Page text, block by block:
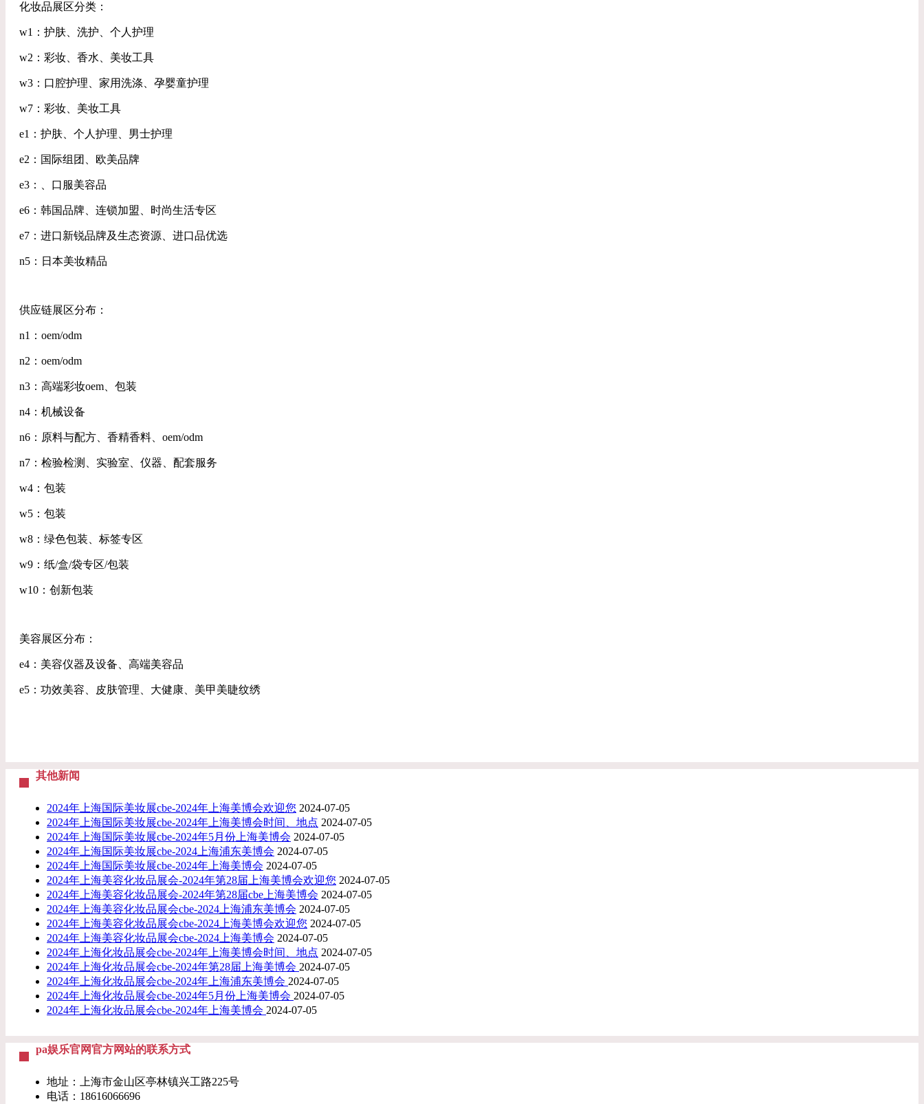
化妆品展区分类：
w1：护肤、洗护、个人护理
w2：彩妆、香水、美妆工具
w3：口腔护理、家用洗涤、孕婴童护理
w7：彩妆、美妆工具
e1：护肤、个人护理、男士护理
e2：国际组团、欧美品牌
e3：、口服美容品
e6：韩国品牌、连锁加盟、时尚生活专区
e7：进口新锐品牌及生态资源、进口品优选
n5：日本美妆精品
供应链展区分布：
n1：oem/odm
n2：oem/odm
n3：高端彩妆oem、包装
n4：机械设备
n6：原料与配方、香精香料、oem/odm
n7：检验检测、实验室、仪器、配套服务
w4：包装
w5：包装
w8：绿色包装、标签专区
w9：纸/盒/袋专区/包装
w10：创新包装
美容展区分布：
e4：美容仪器及设备、高端美容品
e5：功效美容、皮肤管理、大健康、美甲美睫纹绣
其他新闻
2024年上海国际美妆展cbe-2024年上海美博会欢迎您 2024-07-05
2024年上海国际美妆展cbe-2024年上海美博会时间、地点 2024-07-05
2024年上海国际美妆展cbe-2024年5月份上海美博会 2024-07-05
2024年上海国际美妆展cbe-2024上海浦东美博会 2024-07-05
2024年上海国际美妆展cbe-2024年上海美博会 2024-07-05
2024年上海美容化妆品展会-2024年第28届上海美博会欢迎您 2024-07-05
2024年上海美容化妆品展会-2024年第28届cbe上海美博会 2024-07-05
2024年上海美容化妆品展会cbe-2024上海浦东美博会 2024-07-05
2024年上海美容化妆品展会cbe-2024上海美博会欢迎您 2024-07-05
2024年上海美容化妆品展会cbe-2024上海美博会 2024-07-05
2024年上海化妆品展会cbe-2024年上海美博会时间、地点 2024-07-05
2024年上海化妆品展会cbe-2024年第28届上海美博会 2024-07-05
2024年上海化妆品展会cbe-2024年上海浦东美博会 2024-07-05
2024年上海化妆品展会cbe-2024年5月份上海美博会 2024-07-05
2024年上海化妆品展会cbe-2024年上海美博会 2024-07-05
pa娱乐官网官方网站的联系方式
地址：上海市金山区亭林镇兴工路225号
电话：18616066696